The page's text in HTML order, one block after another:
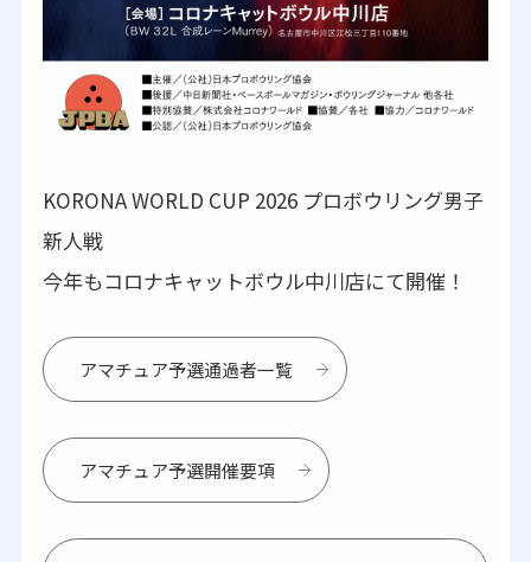
KORONA WORLD CUP 2026 プロボウリング男子
新人戦
今年もコロナキャットボウル中川店にて開催！
アマチュア予選通過者一覧
アマチュア予選開催要項